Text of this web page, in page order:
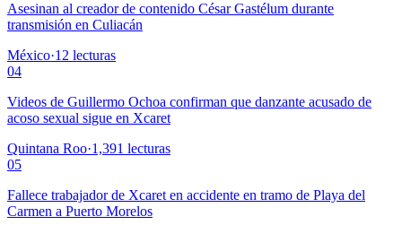
Asesinan al creador de contenido César Gastélum durante
transmisión en Culiacán
México·12 lecturas
04
Videos de Guillermo Ochoa confirman que danzante acusado de
acoso sexual sigue en Xcaret
Quintana Roo·1,391 lecturas
05
Fallece trabajador de Xcaret en accidente en tramo de Playa del
Carmen a Puerto Morelos